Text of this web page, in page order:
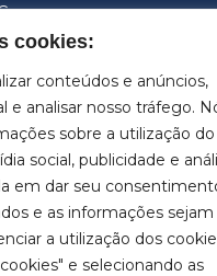
cookies:
conteúdos e anúncios,
e analisar nosso tráfego.
sobre a utilização do
social, publicidade e
em dar seu
e as informações sejam
a utilização dos
e selecionando as
–
Informações sujeitas a
os direitos são
Comércio e Indústria